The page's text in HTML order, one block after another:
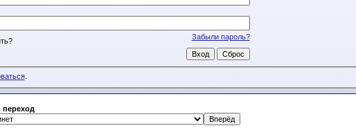
Забыли пароль?
.